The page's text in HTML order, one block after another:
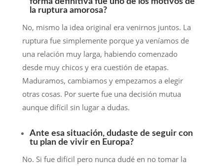
la ruptura amorosa?
No, mismo la idea original era venirnos juntos. La
ruptura fue simplemente porque ya veníamos de
una relación muy larga, habiendo comenzado
desde muy chicos y era cuestión de etapas.
Maduramos, cambiamos y empezamos a elegir
otras cosas. Por suerte fue una decisión mutua
aunque difícil sin lugar a dudas.
Ante esa situación, dudaste de seguir con
tu plan de vivir en Europa?
No. Si fue difícil pero nunca dudé en no tomar la